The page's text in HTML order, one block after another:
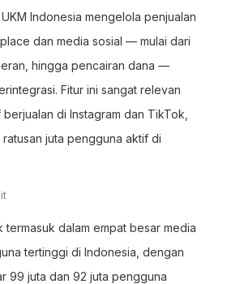
Indonesia mengelola penjualan
dan media sosial — mulai dari
hingga pencairan dana —
Fitur ini sangat relevan
di Instagram dan TikTok,
juta pengguna aktif di
termasuk dalam empat besar media
tertinggi di Indonesia, dengan
99 juta dan 92 juta pengguna